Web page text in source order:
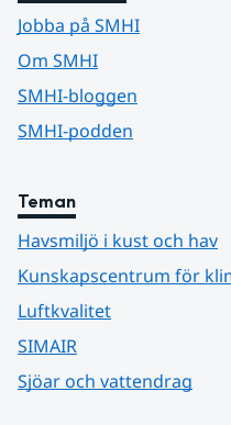
Jobba på SMHI
Om SMHI
SMHI-bloggen
SMHI-podden
Teman
Havsmiljö i kust och hav
Kunskapscentrum för
Luftkvalitet
SIMAIR
Sjöar och vattendrag